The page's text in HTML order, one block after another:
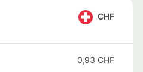
CHF
0,93 CHF